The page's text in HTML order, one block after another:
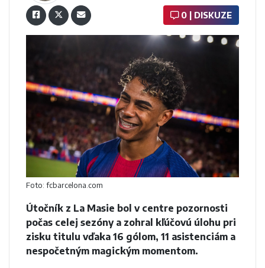
0 | DISKUZE
Foto: fcbarcelona.com
Útočník z La Masie bol v centre pozornosti
počas celej sezóny a zohral kľúčovú úlohu pri
zisku titulu vďaka 16 gólom, 11 asistenciám a
nespočetným magickým momentom.